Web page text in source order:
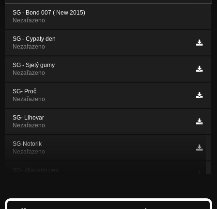
SG - Bond 007 ( New 2015)
Nezařazeno
SG - Cypaty den
Nezařazeno
SG - Sjetý gumy
Nezařazeno
SG- Proč
Nezařazeno
SG- Lihovar
Nezařazeno
SG-Notorik
Nezařazeno
SG- Ztraceny pes